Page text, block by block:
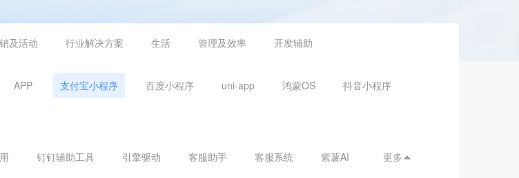
及活动 行业解决方案 生活 管理及效率 开发辅助
APP 支付宝小程序 百度小程序 uni-app 鸿蒙OS 抖音小程序
钉钉辅助工具 引擎驱动 客服助手 客服系统 紫薯AI 更多 